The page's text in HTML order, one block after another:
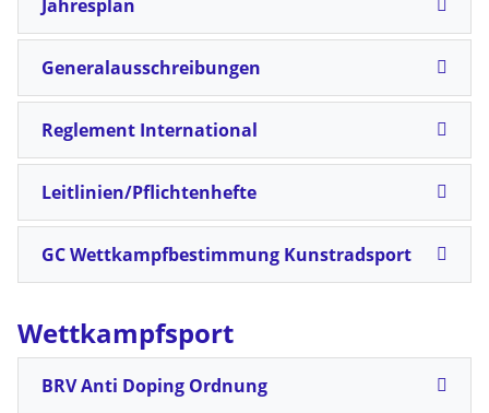
Jahresplan
Generalausschreibungen
Reglement International
Leitlinien/Pflichtenhefte
GC Wettkampfbestimmung Kunstradsport
Wettkampfsport
BRV Anti Doping Ordnung